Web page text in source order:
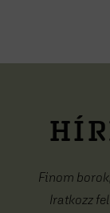
Finom
Iratkozz